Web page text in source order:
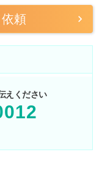
頼
えください